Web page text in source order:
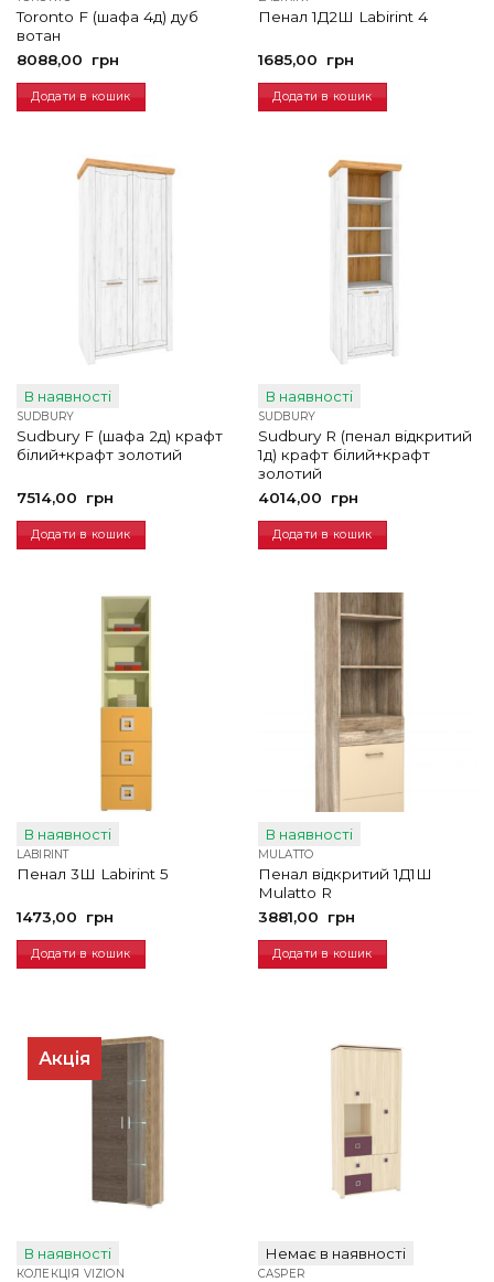
Toronto F (шафа 4д) дуб
вотан
8088,00
грн
Додати в кошик
Пенал 1Д2Ш Labirint 4
1685,00 грн
Додати в кошик
В наявності
SUDBURY
Sudbury F (шафа 2д) крафт
білий+крафт золотий
7514,00 грн
Додати в кошик
В наявності
SUDBURY
Sudbury R (пенал відкритий
1д) крафт білий+крафт
золотий
4014,00
грн
Додати в кошик
В наявності
LABIRINT
Пенал 3Ш Labirint 5
1473,00 грн
Додати в кошик
В наявності
MULATTO
Пенал відкритий 1Д1Ш
Mulatto R
3881,00
грн
Додати в кошик
Акція
В наявності
КОЛЕКЦІЯ VIZION
Немає в наявності
CASPER